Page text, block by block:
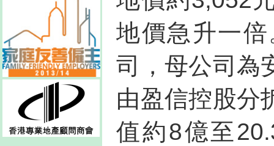
地價急升一
司，母公司為
由盈信控股分
值約8億至